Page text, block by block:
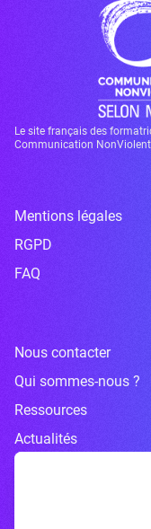
Le site français des
Communication
Mentions légales
RGPD
FAQ
Nous contacter
Qui sommes-nous ?
Ressources
Actualités